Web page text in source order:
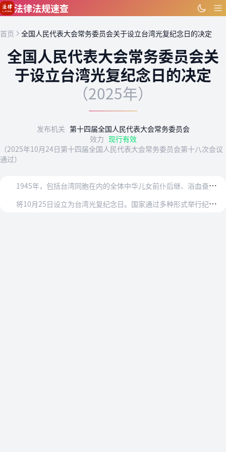
跳到主要内容
法律法规速查
首页 全国人民代表大会常务委员会关于设立台湾光复纪念日的决定
全国人民代表大会常务委员会关
于设立台湾光复纪念日的决定
（2025年）
发布机关 第十四届全国人民代表大会常务委员会
效力 现行有效
（2025年10月24日第十四届全国人民代表大会常务委员会第十八次会议
通过）
1
945年，包括台湾同胞在内的全体中华儿女前仆后继、浴血奋战，取得中国人民抗日战争暨世界反法西斯战争的伟大胜利，台湾随之光复，重回祖国怀抱。台湾光复是中国人民抗…
将
10月25日设立为台湾光复纪念日。国家通过多种形式举行纪念活动。